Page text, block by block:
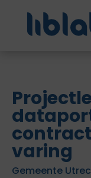
varing
Gemeente